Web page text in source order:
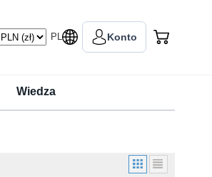
PL Konto
Wiedza